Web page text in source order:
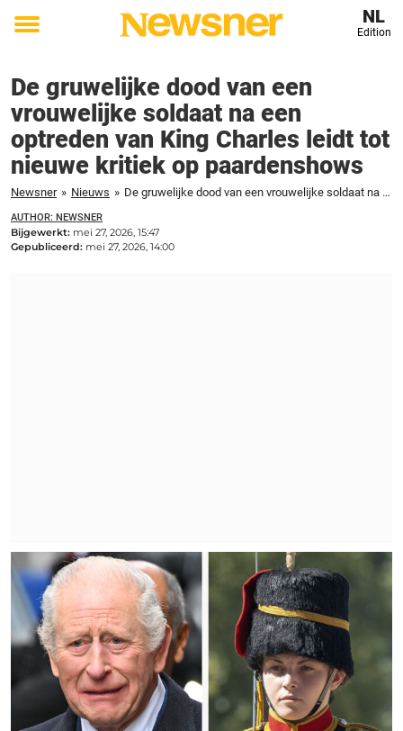
Toggle
NL
Edition
De gruwelijke dood van een
vrouwelijke soldaat na een
optreden van King Charles leidt tot
nieuwe kritiek op paardenshows
Newsner » Nieuws » De gruwelijke dood van een vrouwelijke soldaat na een optreden van King Charles leidt tot nieuwe kritiek op paardenshows
AUTHOR: NEWSNER
Bijgewerkt: mei 27, 2026, 15:47
Gepubliceerd: mei 27, 2026, 14:00